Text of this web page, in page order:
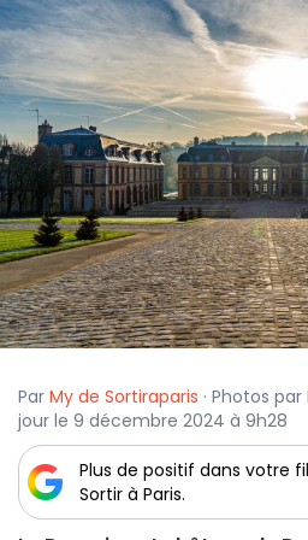
Par My de Sortiraparis · Photos
jour le 9 décembre 2024 à 9h28
Plus de positif dans votre
Sortir à Paris.